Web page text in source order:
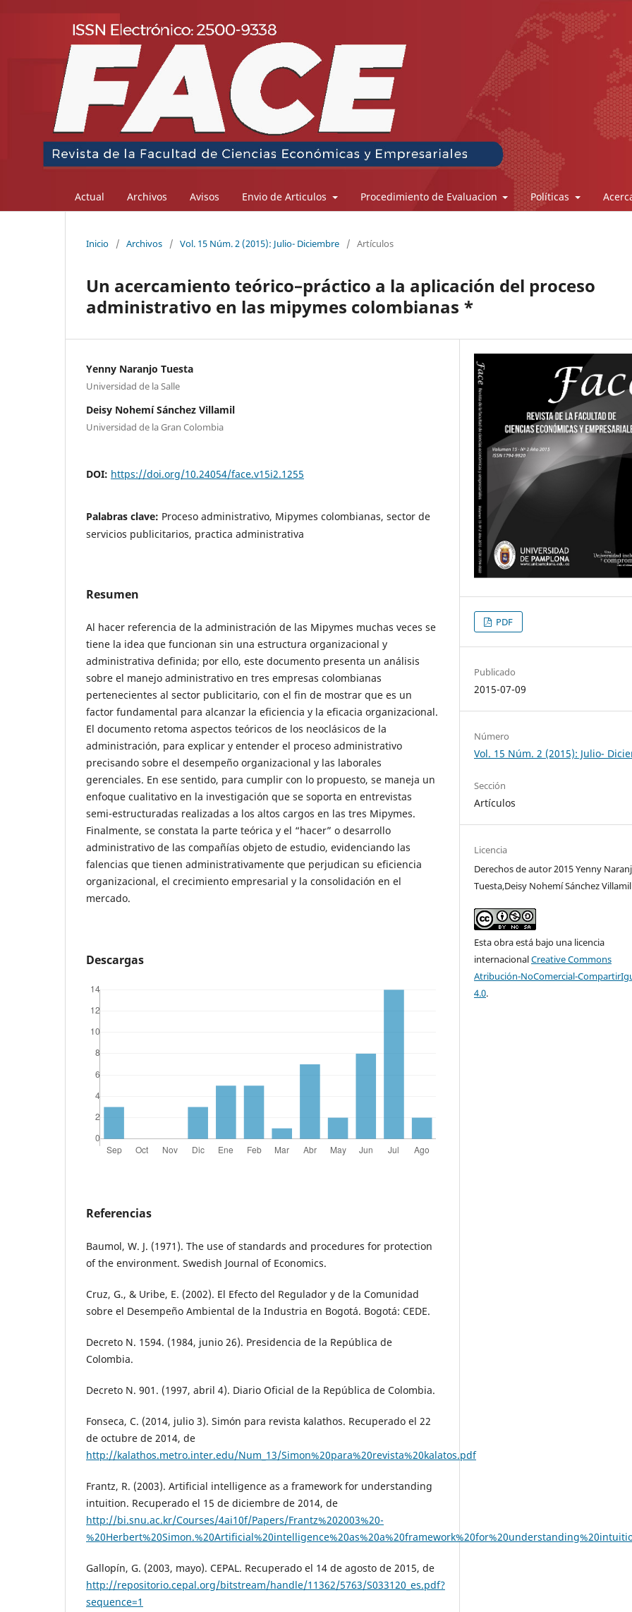
Actual Archivos Avisos Envio de Articulos Procedimiento de Evaluacion Políticas
Inicio / Archivos / Vol. 15 Núm. 2 (2015): Julio- Diciembre / Artículos
Un acercamiento teórico–práctico a la aplicación del proceso
administrativo en las mipymes colombianas *
Yenny Naranjo Tuesta
Universidad de la Salle
Deisy Nohemí Sánchez Villamil
Universidad de la Gran Colombia
DOI: https://doi.org/10.24054/face.v15i2.1255
Palabras clave: Proceso administrativo, Mipymes colombianas, sector de
servicios publicitarios, practica administrativa
Resumen
Al hacer referencia de la administración de las Mipymes muchas veces se
tiene la idea que funcionan sin una estructura organizacional y
administrativa definida; por ello, este documento presenta un análisis
sobre el manejo administrativo en tres empresas colombianas
pertenecientes al sector publicitario, con el fin de mostrar que es un
factor fundamental para alcanzar la eficiencia y la eficacia organizacional.
El documento retoma aspectos teóricos de los neoclásicos de la
administración, para explicar y entender el proceso administrativo
precisando sobre el desempeño organizacional y las laborales
gerenciales. En ese sentido, para cumplir con lo propuesto, se maneja un
enfoque cualitativo en la investigación que se soporta en entrevistas
semi-estructuradas realizadas a los altos cargos en las tres Mipymes.
Finalmente, se constata la parte teórica y el “hacer” o desarrollo
administrativo de las compañías objeto de estudio, evidenciando las
falencias que tienen administrativamente que perjudican su eficiencia
organizacional, el crecimiento empresarial y la consolidación en el
mercado.
Descargas
Referencias
Baumol, W. J. (1971). The use of standards and procedures for protection
of the environment. Swedish Journal of Economics.
Cruz, G., & Uribe, E. (2002). El Efecto del Regulador y de la Comunidad
sobre el Desempeño Ambiental de la Industria en Bogotá. Bogotá: CEDE.
Decreto N. 1594. (1984, junio 26). Presidencia de la República de
Colombia.
Decreto N. 901. (1997, abril 4). Diario Oficial de la República de Colombia.
Fonseca, C. (2014, julio 3). Simón para revista kalathos. Recuperado el 22
de octubre de 2014, de
http://kalathos.metro.inter.edu/Num_13/Simon%20para%20revista%20kalatos.pdf
Frantz, R. (2003). Artificial intelligence as a framework for understanding
intuition. Recuperado el 15 de diciembre de 2014, de
http://bi.snu.ac.kr/Courses/4ai10f/Papers/Frantz%202003%20-
Gallopín, G. (2003, mayo). CEPAL. Recuperado el 14 de agosto de 2015, de
http://repositorio.cepal.org/bitstream/handle/11362/5763/S033120_es.pdf?
sequence=1
PDF
Publicado
2015-07-09
Número
Vol. 15 Núm. 2 (2015): Julio-
Sección
Artículos
Licencia
Derechos de autor 2015 Yenny
Tuesta,Deisy Nohemí Sánchez Villamil
Esta obra está bajo una licencia
internacionalCreative Commons
Atribución-NoComercial-
4.0.